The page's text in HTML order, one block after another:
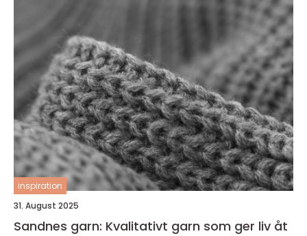
inspiration
31. August 2025
Sandnes garn: Kvalitativt garn som ger liv åt